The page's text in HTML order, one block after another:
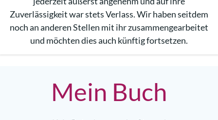
Zuverlässigkeit war stets Verlass. Wir haben seitdem
noch an anderen Stellen mit ihr zusammengearbeitet
und möchten dies auch künftig fortsetzen.
Mein Buch